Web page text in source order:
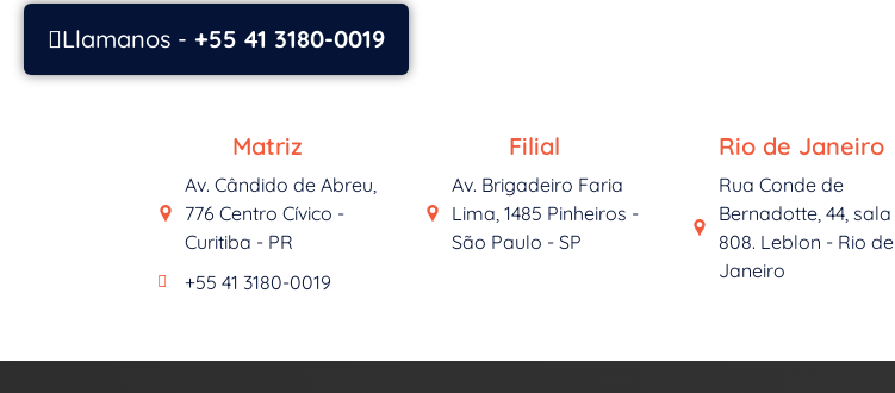
Llamanos - +55 41 3180-0019
Matriz
Av. Cândido de Abreu,
776 Centro Cívico -
Curitiba - PR
+55 41 3180-0019
Filial
Av. Brigadeiro Faria
Lima, 1485 Pinheiros -
São Paulo - SP
Rio de Janeiro
Rua Conde de
Bernadotte, 44, sala
808. Leblon - Rio de
Janeiro